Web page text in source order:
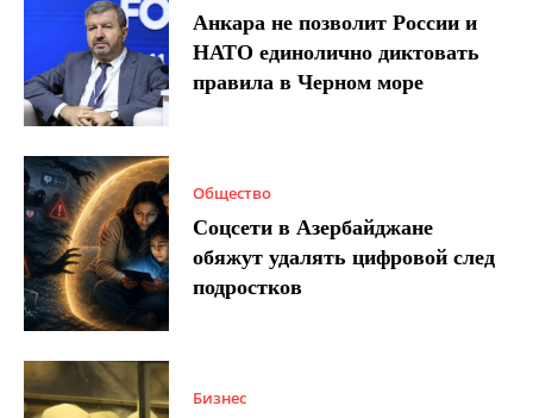
Анкара не позволит России и
НАТО единолично диктовать
правила в Черном море
Общество
Соцсети в Азербайджане
обяжут удалять цифровой след
подростков
Бизнес